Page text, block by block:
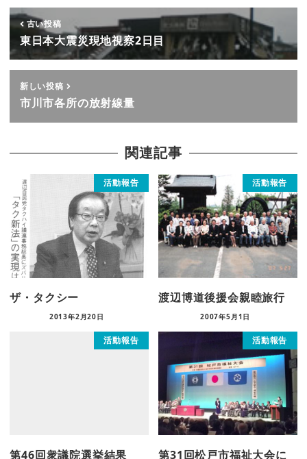
古い投稿
東日本大震災現地視察2日目
新しい投稿
市川市各所の放射線量
関連記事
活動報告
ザ・タクシー
2013年2月20日
活動報告
渡辺博道後援会親睦旅行
2007年5月1日
活動報告
第46回衆議院選挙結果
活動報告
第31回松戸市福祉大会に